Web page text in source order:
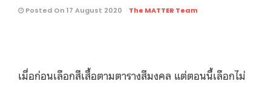
Posted On 17 August 2020 The MATTER Team
เมื่อก่อนเลือกสีเสื้อตามตารางสีมงคล แต่ตอนนี้เลือกไม่